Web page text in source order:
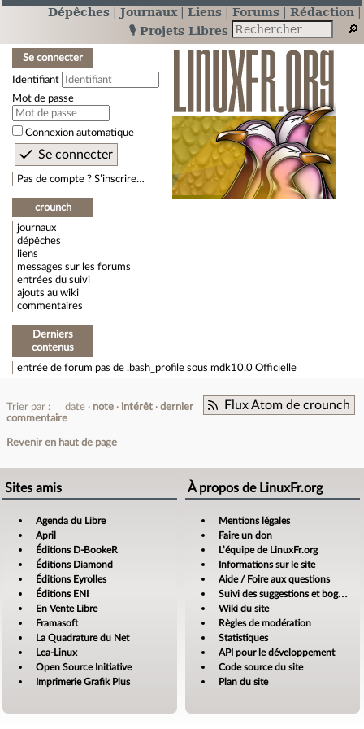
Dépêches Journaux Liens Forums
Rédaction
🎙️ Projets Libres
Se connecter
Identifiant
Mot de passe
Connexion automatique
Pas de compte ? S’inscrire…
crounch
journaux
dépêches
liens
messages sur les forums
entrées du suivi
ajouts au wiki
commentaires
Derniers
contenus
entrée de forum pas de .bash_profile sous mdk10.0 Officielle
Flux Atom de crounch
Trier par : date note intérêt
dernier
commentaire
Revenir en haut de page
Sites amis
Agenda du Libre
April
Éditions D-BookeR
Éditions Diamond
Éditions Eyrolles
Éditions ENI
En Vente Libre
Framasoft
La Quadrature du Net
Lea-Linux
Open Source Initiative
Imprimerie Grafik Plus
À propos de LinuxFr.org
Mentions légales
Faire un don
L’équipe de LinuxFr.org
Informations sur le site
Aide / Foire aux questions
Suivi des suggestions et bogues
Wiki du site
Règles de modération
Statistiques
API pour le développement
Code source du site
Plan du site